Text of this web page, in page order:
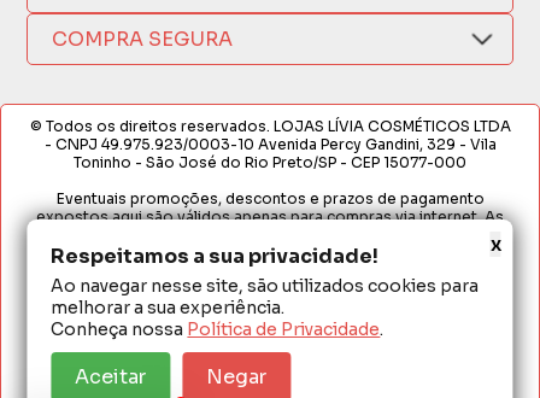
Respeitamos a sua privacidade!
Ao navegar nesse site, são utilizados cookies para
melhorar a sua experiência.
Conheça nossa Política de Privacidade.
Aceitar Negar
x
Fabricantes
Termos de Compra e Venda
sacweb@lojaslivia.com.br
COMPRA SEGURA
© Todos os direitos reservados. LOJAS LÍVIA COSMÉTICOS LTDA
- CNPJ 49.975.923/0003-10 Avenida Percy Gandini, 329 - Vila
Toninho - São José do Rio Preto/SP - CEP 15077-000
Eventuais promoções, descontos e prazos de pagamento
expostos aqui são válidos apenas para compras via internet. As
Loja. É proibida a utilização total ou parcial sem nossa autorização.
Em caso de divergência de preços no site, o valor válido é o do
Carrinho de Compras. Preços e condições de pagamento
exclusivos para compras via internet. Ofertas válidas até o
término de nossos estoques para internet. Vendas sujeitas à
análise e confirmação de dados.